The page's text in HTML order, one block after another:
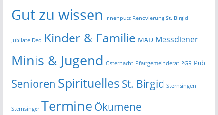
Gut zu wissen Innenputz Renovierung St. Birgid
Jubilate Deo Kinder & Familie MAD Messdiener
Minis & Jugend Osternacht Pfarrgemeinderat PGR Pub
Senioren Spirituelles St. Birgid Sternsingen
Sternsinger Termine Ökumene